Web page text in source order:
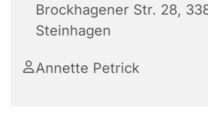
Brockhagener Str. 28,
Steinhagen
Annette Petrick